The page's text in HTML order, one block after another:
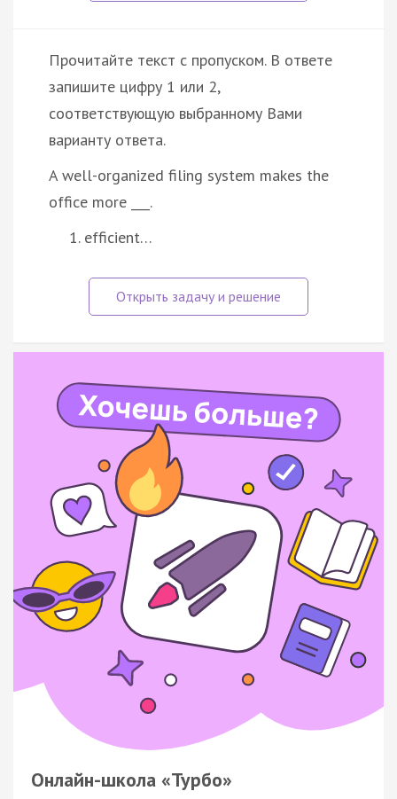
Прочитайте текст с пропуском. В ответе
запишите цифру 1 или 2,
соответствующую выбранному Вами
варианту ответа.
A well-organized filing system makes the
office more ___.
efficient…
Онлайн-школа «Турбо»